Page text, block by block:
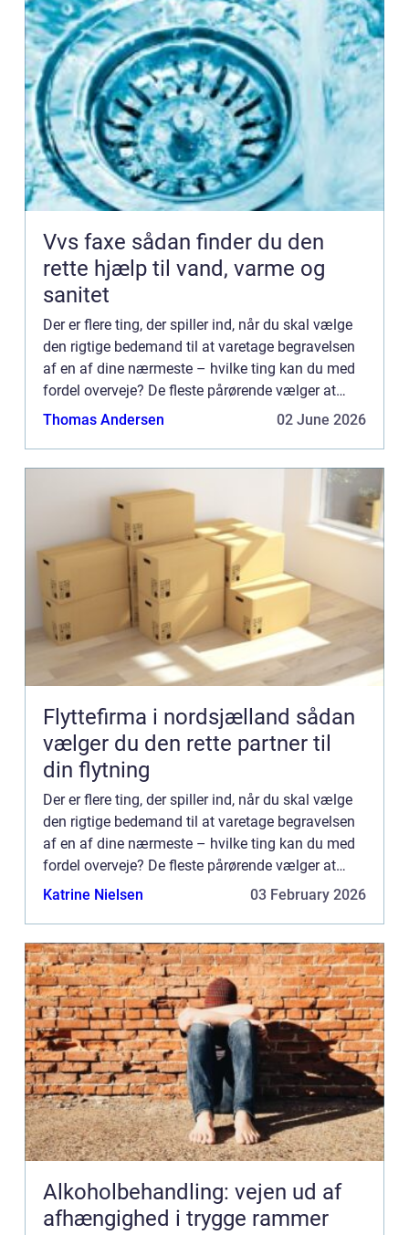
Vvs faxe sådan finder du den
rette hjælp til vand, varme og
sanitet
Der er flere ting, der spiller ind, når du skal vælge
den rigtige bedemand til at varetage begravelsen
af en af dine nærmeste – hvilke ting kan du med
fordel overveje? De fleste pårørende vælger at
bruge en ...
Thomas Andersen 02 June 2026
Flyttefirma i nordsjælland sådan
vælger du den rette partner til
din flytning
Der er flere ting, der spiller ind, når du skal vælge
den rigtige bedemand til at varetage begravelsen
af en af dine nærmeste – hvilke ting kan du med
fordel overveje? De fleste pårørende vælger at
bruge en ...
Katrine Nielsen 03 February 2026
Alkoholbehandling: vejen ud af
afhængighed i trygge rammer